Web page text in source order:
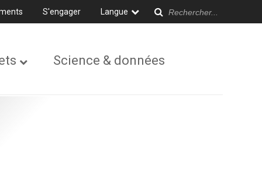
S'engager Langue
Science & données